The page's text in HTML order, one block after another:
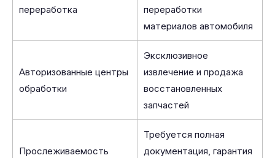
переработка
переработки
материалов автомобиля
Авторизованные центры
обработки
Эксклюзивное
извлечение и продажа
восстановленных
запчастей
Прослеживаемость
Требуется полная
документация, гарантия